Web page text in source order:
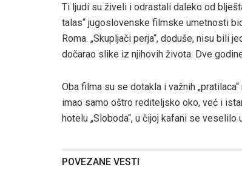
Ti ljudi su živeli i odrastali daleko od
talas“ jugoslovenske filmske umetnosti
Roma. „Skupljači perja“, doduše, nisu bili
dočarao slike iz njihovih života. Dve
Oba filma su se dotakla i važnih
imao samo oštro rediteljsko oko, već i
hotelu „Sloboda“, u čijoj kafani se
POVEZANE VESTI